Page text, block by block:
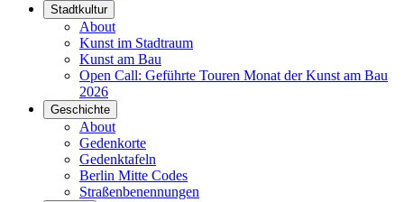
Stadtkultur
About
Kunst im Stadtraum
Kunst am Bau
Open Call: Geführte Touren Monat der Kunst am Bau
2026
Geschichte
About
Gedenkorte
Gedenktafeln
Berlin Mitte Codes
Straßenbenennungen